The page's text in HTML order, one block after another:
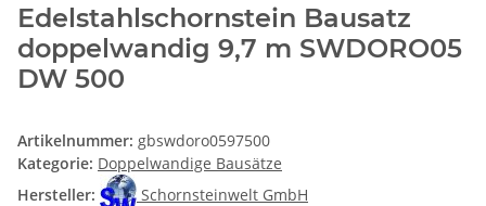
Edelstahlschornstein Bausatz
doppelwandig 9,7 m SWDORO05
DW 500
Artikelnummer: gbswdoro0597500
Kategorie: Doppelwandige Bausätze
Hersteller:
Schornsteinwelt GmbH